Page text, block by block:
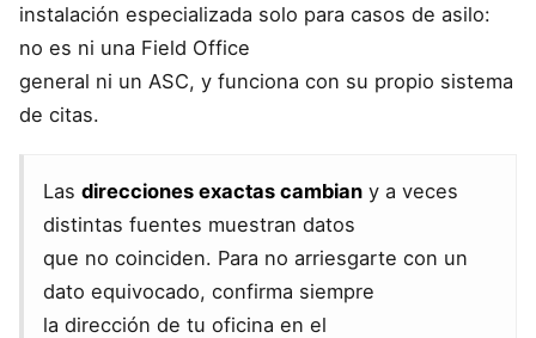
instalación especializada solo para casos de asilo:
no es ni una Field Office
general ni un ASC, y funciona con su propio sistema
de citas.
Las direcciones exactas cambian y a veces
distintas fuentes muestran datos
que no coinciden. Para no arriesgarte con un
dato equivocado, confirma siempre
la dirección de tu oficina en el